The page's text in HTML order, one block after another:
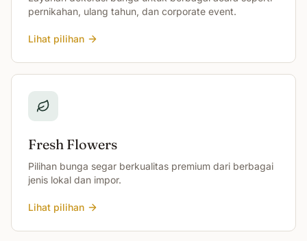
pernikahan, ulang tahun, dan corporate event.
Lihat pilihan
Fresh Flowers
Pilihan bunga segar berkualitas premium dari berbagai
jenis lokal dan impor.
Lihat pilihan